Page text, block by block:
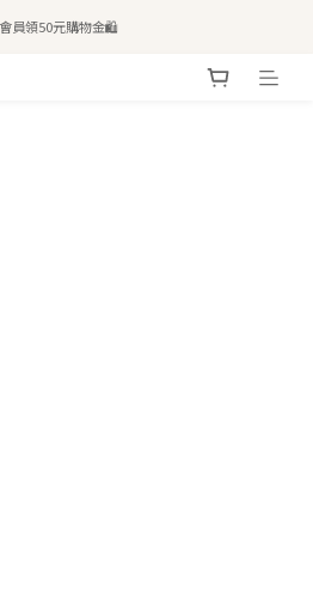
6/30前 含新品滿$1,300超取免運
員領50元購物金🛍️